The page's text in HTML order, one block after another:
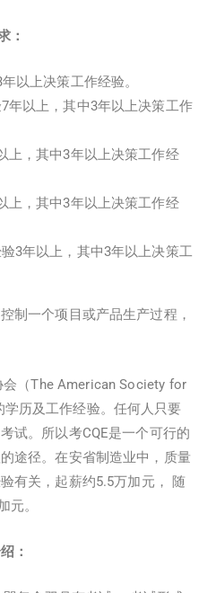
：
以上决策工作经验。
年以上，其中3年以上决策工作
上，其中3年以上决策工作经
上，其中3年以上决策工作经
3年以上，其中3年以上决策工
制一个项目或产品生产过程，
会（The American Society for
历及工作经验。任何人只要
试。所以考CQE是一个可行的
途径。在安省制造业中，质量
有关，起薪约5.5万加元， 随
元。
：